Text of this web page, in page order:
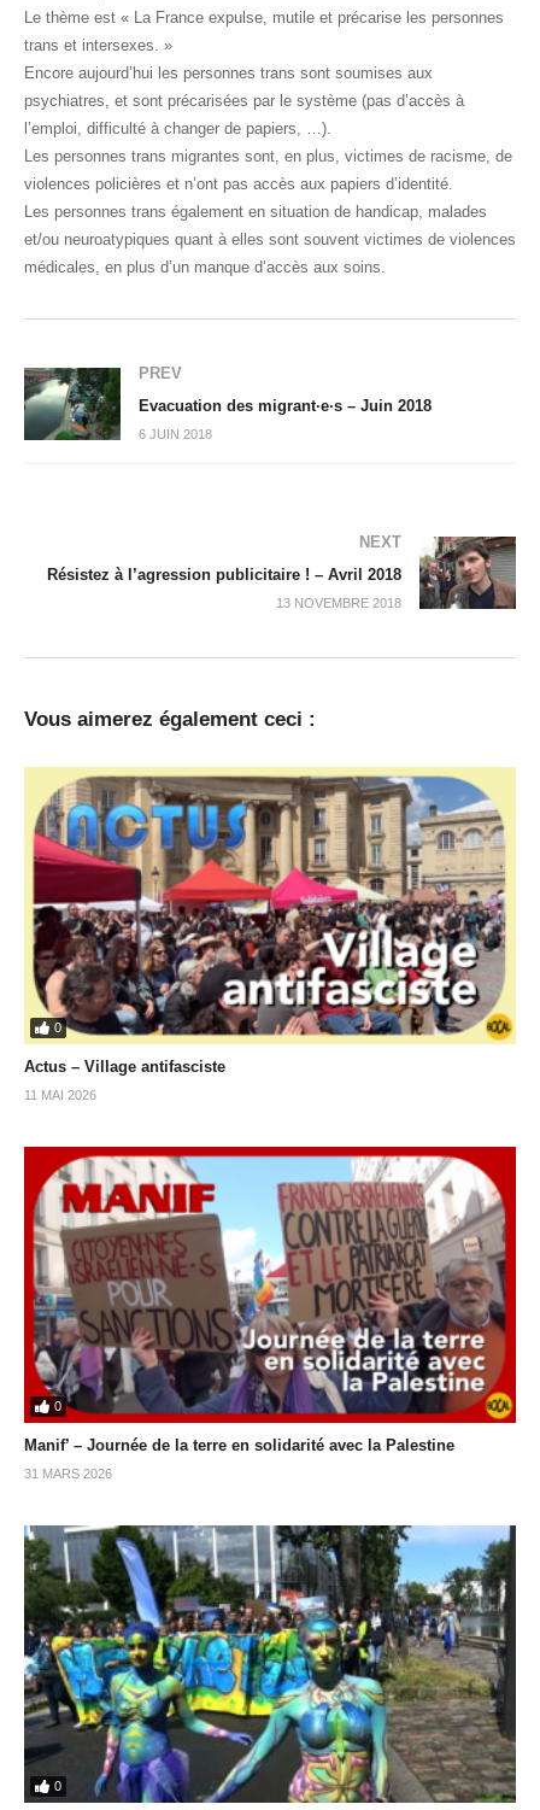
Le thème est « La France expulse, mutile et précarise les personnes
trans et intersexes. »
Encore aujourd’hui les personnes trans sont soumises aux
psychiatres, et sont précarisées par le système (pas d’accès à
l’emploi, difficulté à changer de papiers, …).
Les personnes trans migrantes sont, en plus, victimes de racisme, de
violences policières et n’ont pas accès aux papiers d’identité.
Les personnes trans également en situation de handicap, malades
et/ou neuroatypiques quant à elles sont souvent victimes de violences
médicales, en plus d’un manque d’accès aux soins.
PREV
Evacuation des migrant·e·s – Juin 2018
6 JUIN 2018
NEXT
Résistez à l’agression publicitaire ! – Avril 2018
13 NOVEMBRE 2018
Vous aimerez également ceci :
0
Actus – Village antifasciste
11 MAI 2026
0
Manif’ – Journée de la terre en solidarité avec la Palestine
31 MARS 2026
0